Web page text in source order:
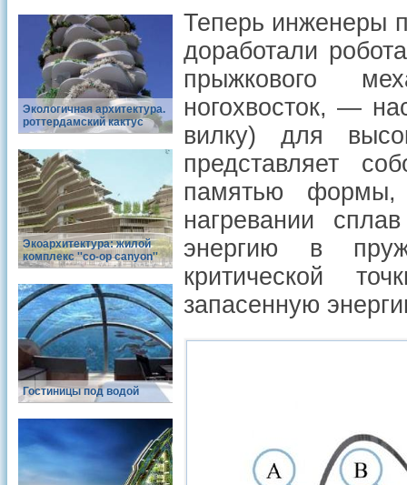
Экологичная архитектура.
роттердамский кактус
Экоархитектура: жилой
комплекс ''co-op canyon''
Гостиницы под водой
Теперь инженеры
доработали
прыжкового
ногохвосток, —
вилку) для
представляет
памятью
нагревании
энергию в
критической
запасенную